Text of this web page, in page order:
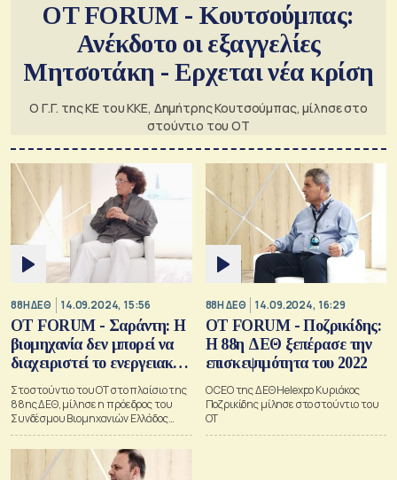
OT FORUM - Κουτσούμπας:
Ανέκδοτο οι εξαγγελίες
Μητσοτάκη - Ερχεται νέα κρίση
Ο Γ.Γ. της ΚΕ του ΚΚΕ, Δημήτρης Κουτσούμπας, μίλησε στο
στούντιο του ΟΤ
88Η ΔΕΘ 14.09.2024, 15:56
ΟΤ FORUM - Σαράντη: Η
βιομηχανία δεν μπορεί να
διαχειριστεί το ενεργειακό
κόστος
Στο στούντιο του ΟΤ στο πλαίσιο της
88ης ΔΕΘ, μίλησε η πρόεδρος του
Συνδέσμου Βιομηχανιών Ελλάδος
(ΣΒΕ)
88Η ΔΕΘ 14.09.2024, 16:29
OT FORUM - Ποζρικίδης:
H 88η ΔΕΘ ξεπέρασε την
επισκεψιμότητα του 2022
Ο CEO της ΔΕΘ Helexpo Κυριάκος
Ποζρικίδης μίλησε στο στούντιο του
ΟΤ